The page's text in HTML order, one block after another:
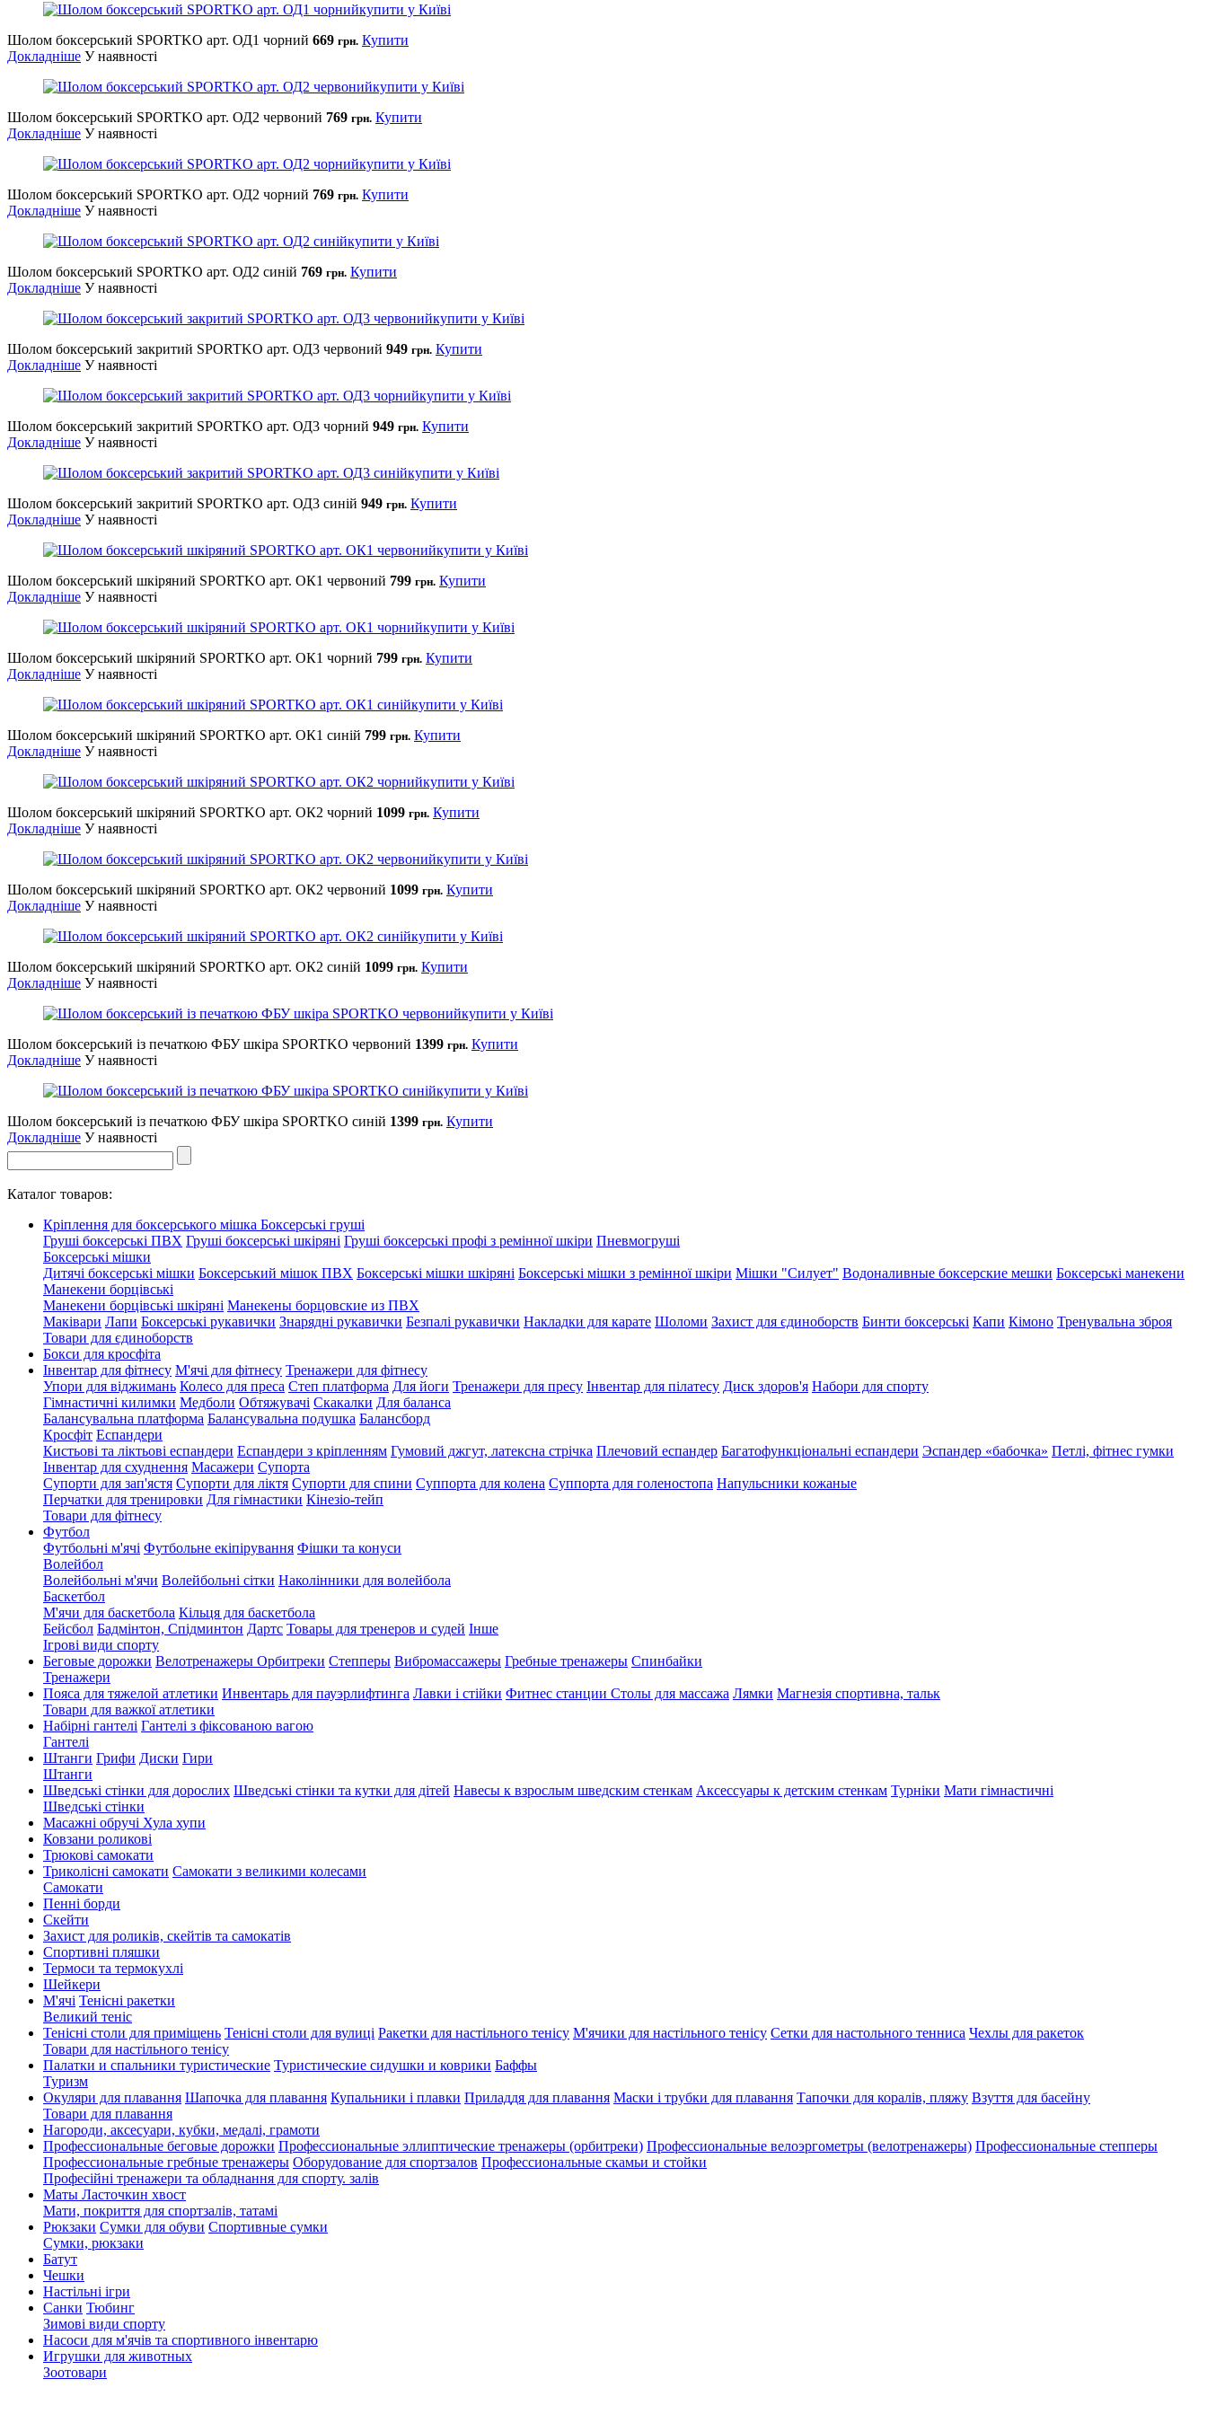
Шолом боксерський SPORTKO арт. ОД1 чорний 669 грн. Купити
Докладніше У наявності
Шолом боксерський SPORTKO арт. ОД2 червоний 769 грн. Купити
Докладніше У наявності
Шолом боксерський SPORTKO арт. ОД2 чорний 769 грн. Купити
Докладніше У наявності
Шолом боксерський SPORTKO арт. ОД2 синій 769 грн. Купити
Докладніше У наявності
Шолом боксерський закритий SPORTKO арт. ОД3 червоний 949 грн. Купити
Докладніше У наявності
Шолом боксерський закритий SPORTKO арт. ОД3 чорний 949 грн. Купити
Докладніше У наявності
Шолом боксерський закритий SPORTKO арт. ОД3 синій 949 грн. Купити
Докладніше У наявності
Шолом боксерський шкіряний SPORTKO арт. ОК1 червоний 799 грн. Купити
Докладніше У наявності
Шолом боксерський шкіряний SPORTKO арт. ОК1 чорний 799 грн. Купити
Докладніше У наявності
Шолом боксерський шкіряний SPORTKO арт. ОК1 синій 799 грн. Купити
Докладніше У наявності
Шолом боксерський шкіряний SPORTKO арт. ОК2 чорний 1099 грн. Купити
Докладніше У наявності
Шолом боксерський шкіряний SPORTKO арт. ОК2 червоний 1099 грн. Купити
Докладніше У наявності
Шолом боксерський шкіряний SPORTKO арт. ОК2 синій 1099 грн. Купити
Докладніше У наявності
Шолом боксерський із печаткою ФБУ шкіра SPORTKO червоний 1399 грн. Купити
Докладніше У наявності
Шолом боксерський із печаткою ФБУ шкіра SPORTKO синій 1399 грн. Купити
Докладніше У наявності
Каталог товаров:
Кріплення для боксерського мішка Боксерські груші
Груші боксерські ПВХ Груші боксерські шкіряні Груші боксерські профі з ремінної шкіри Пневмогруші
Боксерські мішки
Дитячі боксерські мішки Боксерський мішок ПВХ Боксерські мішки шкіряні Боксерські мішки з ремінної шкіри Мішки "Силует" Водоналивные боксерские мешки Боксерські манекени
Манекени борцівські
Манекени борцівські шкіряні Манекены борцовские из ПВХ
Маківари Лапи Боксерські рукавички Знарядні рукавички Безпалі рукавички Накладки для карате Шоломи Захист для єдиноборств Бинти боксерські Капи Кімоно Тренувальна зброя
Товари для єдиноборств
Бокси для кросфіта
Інвентар для фітнесу М'ячі для фітнесу Тренажери для фітнесу
Упори для віджимань Колесо для преса Степ платформа Для йоги Тренажери для пресу Інвентар для пілатесу Диск здоров'я Набори для спорту
Гімнастичні килимки Медболи Обтяжувачі Скакалки Для баланса
Балансувальна платформа Балансувальна подушка Балансборд
Кросфіт Еспандери
Кистьові та ліктьові еспандери Еспандери з кріпленням Гумовий джгут, латексна стрічка Плечовий еспандер Багатофункціональні еспандери Эспандер «бабочка» Петлі, фітнес гумки
Інвентар для схуднення Масажери Супорта
Супорти для зап'ястя Супорти для ліктя Супорти для спини Суппорта для колена Суппорта для голеностопа Напульсники кожаные
Перчатки для тренировки Для гімнастики Кінезіо-тейп
Товари для фітнесу
Футбол
Футбольні м'ячі Футбольне екіпірування Фішки та конуси
Волейбол
Волейбольні м'ячи Волейбольні сітки Наколінники для волейбола
Баскетбол
М'ячи для баскетбола Кільця для баскетбола
Бейсбол Бадмінтон, Спідминтон Дартс Товары для тренеров и судей Інше
Ігрові види спорту
Беговые дорожки Велотренажеры Орбитреки Степперы Вибромассажеры Гребные тренажеры Спинбайки
Тренажери
Пояса для тяжелой атлетики Инвентарь для пауэрлифтинга Лавки і стійки Фитнес станции Столы для массажа Лямки Магнезія спортивна, тальк
Товари для важкої атлетики
Набірні гантелі Гантелі з фіксованою вагою
Гантелі
Штанги Грифи Диски Гири
Штанги
Шведські стінки для дорослих Шведські стінки та кутки для дітей Навесы к взрослым шведским стенкам Аксессуары к детским стенкам Турніки Мати гімнастичні
Шведські стінки
Масажні обручі Хула хупи
Ковзани роликові
Трюкові самокати
Триколісні самокати Самокати з великими колесами
Cамокати
Пенні борди
Скейти
Захист для роликів, скейтів та самокатів
Спортивні пляшки
Термоси та термокухлі
Шейкери
М'ячі Тенісні ракетки
Великий теніс
Тенісні столи для приміщень Тенісні столи для вулиці Ракетки для настільного тенісу М'ячики для настільного тенісу Сетки для настольного тенниса Чехлы для ракеток
Товари для настільного тенісу
Палатки и спальники туристические Туристические сидушки и коврики Баффы
Туризм
Окуляри для плавання Шапочка для плавання Купальники і плавки Приладдя для плавання Маски і трубки для плавання Тапочки для коралів, пляжу Взуття для басейну
Товари для плавання
Нагороди, аксесуари, кубки, медалі, грамоти
Профессиональные беговые дорожки Профессиональные эллиптические тренажеры (орбитреки) Профессиональные велоэргометры (велотренажеры) Профессиональные cтепперы
Профессиональные гребные тренажеры Оборудование для спортзалов Профессиональные скамьи и стойки
Професійні тренажери та обладнання для спорту. залів
Маты Ласточкин хвост
Мати, покриття для спортзалів, татамі
Рюкзаки Сумки для обуви Спортивные сумки
Сумки, рюкзаки
Батут
Чешки
Настільні ігри
Санки Тюбинг
Зимові види спорту
Насоси для м'ячів та спортивного інвентарю
Игрушки для животных
Зоотовари